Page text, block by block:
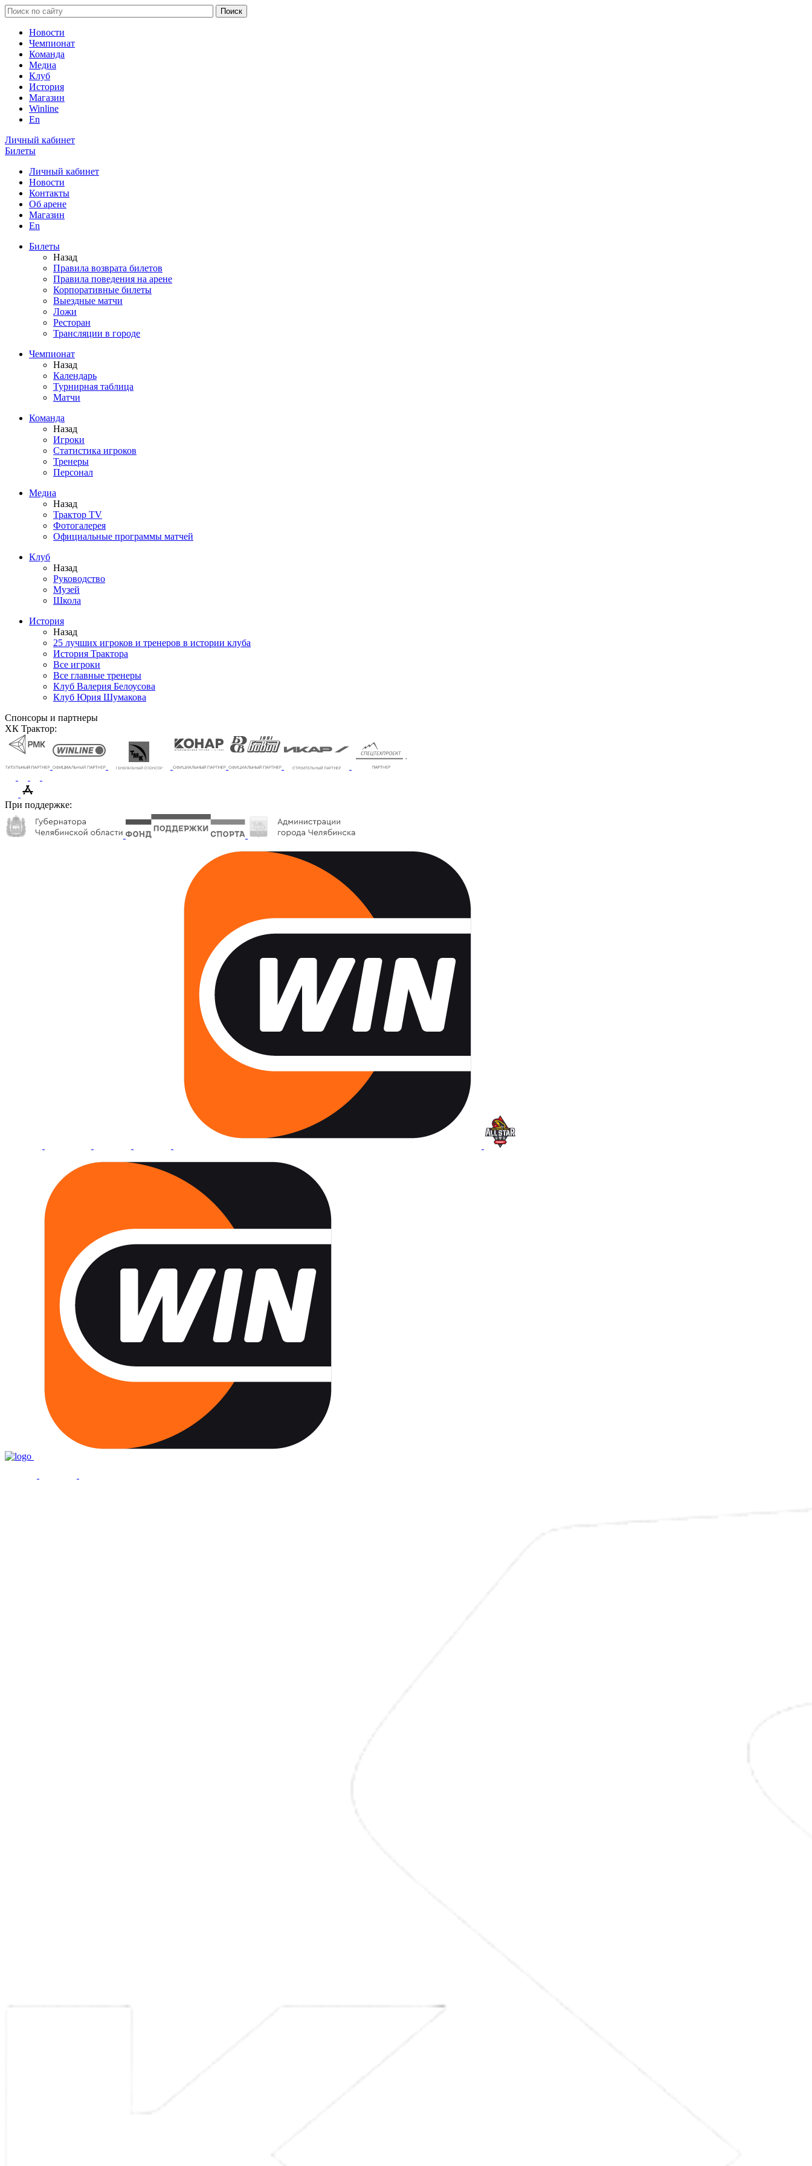
Новости
Чемпионат
Команда
Медиа
Клуб
История
Магазин
Winline
En
Личный кабинет
Билеты
Личный кабинет
Новости
Контакты
Об арене
Магазин
En
Билеты
Назад
Правила возврата билетов
Правила поведения на арене
Корпоративные билеты
Выездные матчи
Ложи
Ресторан
Трансляции в городе
Чемпионат
Назад
Календарь
Турнирная таблица
Матчи
Команда
Назад
Игроки
Статистика игроков
Тренеры
Персонал
Медиа
Назад
Трактор TV
Фотогалерея
Официальные программы матчей
Клуб
Назад
Руководство
Музей
Школа
История
Назад
25 лучших игроков и тренеров в истории клуба
История Трактора
Все игроки
Все главные тренеры
Клуб Валерия Белоусова
Клуб Юрия Шумакова
Спонсоры и партнеры
ХК Трактор:
При поддержке: